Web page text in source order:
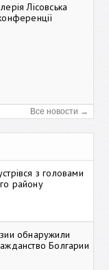
Лісовська
Все новости →
з головами
району
обнаружили
Болгарии